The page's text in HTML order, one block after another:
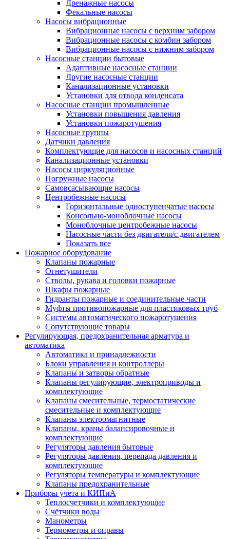
Дренажные насосы
Фекальные насосы
Насосы вибрационные
Вибрационные насосы с верхним забором
Вибрационные насосы с комбин забором
Вибрационные насосы с нижним забором
Насосные станции бытовые
Адаптивные насосные станции
Другие насосные станции
Канализационные установки
Установки для отвода конденсата
Насосные станции промышленные
Установки повышения давления
Установки пожаротушения
Насосные группы
Датчики давления
Комплектующие для насосов и насосных станций
Канализационные установки
Насосы циркуляционные
Погружные насосы
Самовсасывающие насосы
Центробежные насосы
Горизонтальные одноступенчатые насосы
Консольно-моноблочные насосы
Моноблочные центробежные насосы
Насосные части без двигателя/с двигателем
Показать все
Пожарное оборудование
Клапаны пожарные
Огнетушители
Стволы, рукава и головки пожарные
Шкафы пожарные
Гидранты пожарные и соединительные части
Муфты противопожарные для пластиковых труб
Системы автоматического пожаротушения
Сопутствующие товары
Регулирующая, предохранительная арматура и
автоматика
Автоматика и принадлежности
Блоки управления и контроллеры
Клапаны и затворы обратные
Клапаны регулирующие, электроприводы и
комплектующие
Клапаны смесительные, термостатические
смесительные и комплектующие
Клапаны электромагнитные
Клапаны, краны балансировочные и
комплектующие
Регуляторы давления бытовые
Регуляторы давления, перепада давления и
комплектующие
Регуляторы температуры и комплектующие
Клапаны предохранительные
Приборы учета и КИПиА
Теплосчетчики и комплектующие
Счётчики воды
Манометры
Термометры и оправы